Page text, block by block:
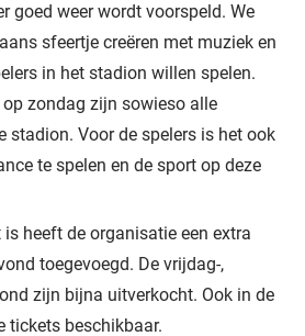
goed weer wordt voorspeld. We
sfeertje creëren met muziek en
in het stadion willen spelen.
zondag zijn sowieso alle
stadion. Voor de spelers is het ook
te spelen en de sport op deze
heeft de organisatie een extra
toegevoegd. De vrijdag-,
zijn bijna uitverkocht. Ook in de
tickets beschikbaar.